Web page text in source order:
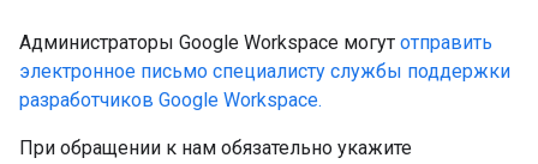
Администраторы Google Workspace могут отправить
электронное письмо специалисту службы поддержки
разработчиков Google Workspace.
При обращении к нам обязательно укажите